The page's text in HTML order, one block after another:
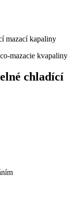
mazací kapaliny
chladící